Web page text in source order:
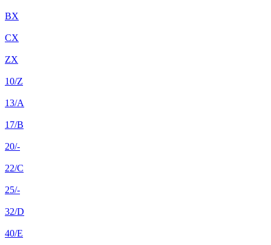
BX
CX
ZX
10/Z
13/A
17/B
20/-
22/C
25/-
32/D
40/E